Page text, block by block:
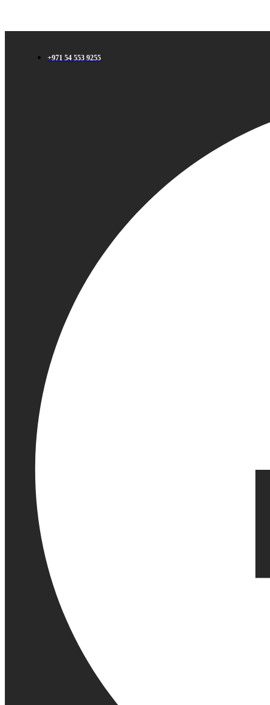
+971 54 553 9255